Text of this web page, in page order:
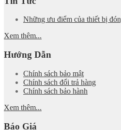
Những ưu điểm của thiết bị
Xem thêm...
Hướng Dẫn
Chính sách bảo mật
Chính sách đổi trả hàng
Chính sách bảo hành
Xem thêm...
Báo Giá